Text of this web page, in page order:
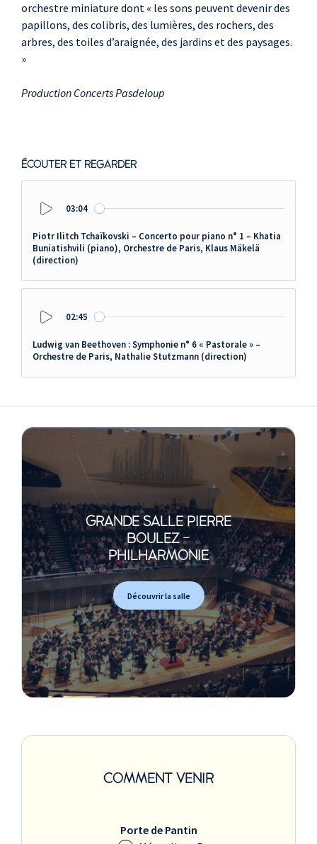
orchestre miniature dont « les sons peuvent devenir des
papillons, des colibris, des lumières, des rochers, des
arbres, des toiles d’araignée, des jardins et des paysages.
»
Production Concerts Pasdeloup
ÉCOUTER ET REGARDER
03:04
Piotr Ilitch Tchaïkovski – Concerto pour piano n° 1 – Khatia
Buniatishvili (piano), Orchestre de Paris, Klaus Mäkelä
(direction)
02:45
Ludwig van Beethoven : Symphonie n° 6 « Pastorale » –
Orchestre de Paris, Nathalie Stutzmann (direction)
GRANDE SALLE PIERRE
BOULEZ -
PHILHARMONIE
Découvrir la salle
COMMENT VENIR
Porte de Pantin